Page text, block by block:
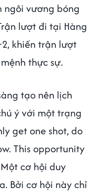
ngôi vương bóng
lượt đi tại Hàng
khiến trận lượt
thực sự.
tạo nên lịch
ý với một trạng
get one shot, do
This opportunity
cơ hội duy
Bởi cơ hội này chỉ